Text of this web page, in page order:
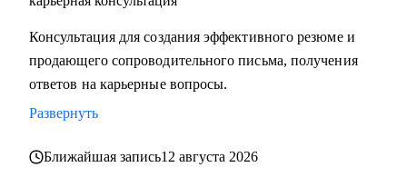
сферах:
• Продаж и работы с клиентами (B2B, B2C, B2G, E-
commerce)
• Финансов
• Образования/Ed-tech
Консультация для создания эффективного резюме и
продающего сопроводительного письма, получения
ответов на карьерные вопросы.
Развернуть
Ближайшая запись12 августа 2026